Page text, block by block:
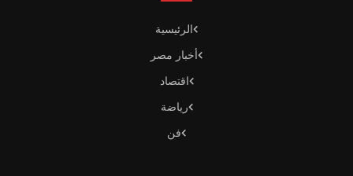
الرئيسية
أخبار مصر
اقتصاد
رياضة
فن